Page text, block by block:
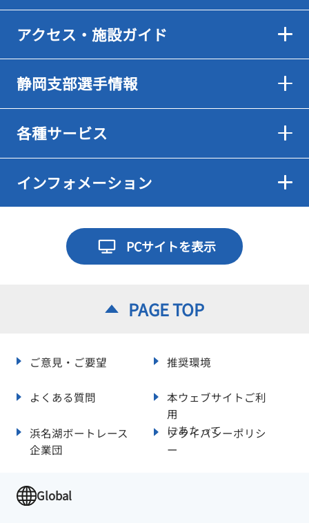
アクセス・施設ガイド
静岡支部選手情報
各種サービス
インフォメーション
PCサイトを表示
PAGE TOP
ご意見・ご要望 推奨環境
よくある質問
本ウェブサイトご利
用
にあたって
浜名湖ボートレース
企業団
プライバシーポリシ
ー
Global